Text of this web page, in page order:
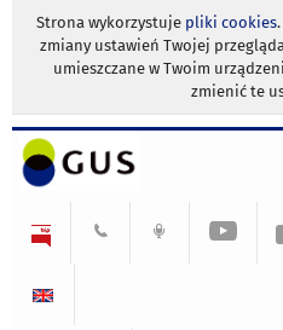
Strona wykorzystuje pliki cookies
zmiany ustawień Twojej
umieszczane w Twoim
zmienić te